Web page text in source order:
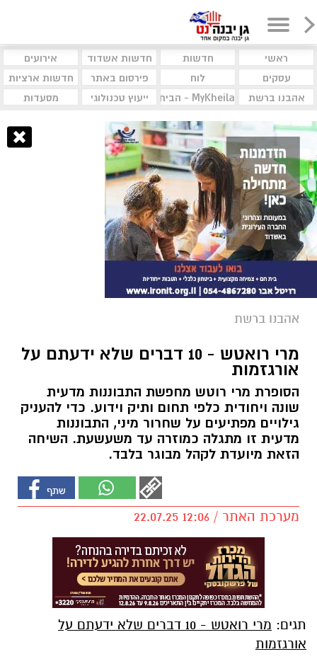
ראשי חדשות חדשות אשדוד
אירועים
עסקים
לוח פירסום באתר
חדשות ארציות
אהבנו ברשת
MyKheila - הבית לעסקים וקהילות ייעוץ טכנולוגי מסעדות
אהבנו ברשת
מרי רואטש - 10 דברים שלא ידעתם על
אורגזמות
הסופרת מרי רוטש מחפשת התבוננות מדעית
שונה ויחודית כלפי תחום ותיק וידוע. כדי להעניק
גילויים מפתיעים על שחרור מיני, התבוננות
מדעית זו מתגלה כמוזרה עד משעשעת. השיחה
הזאת מיועדת לקהל מבוגר בלבד.
מערכת האתר / 12:06 22.07.25
תגים:
מרי רואטש - 10 דברים שלא ידעתם על
אורגזמות